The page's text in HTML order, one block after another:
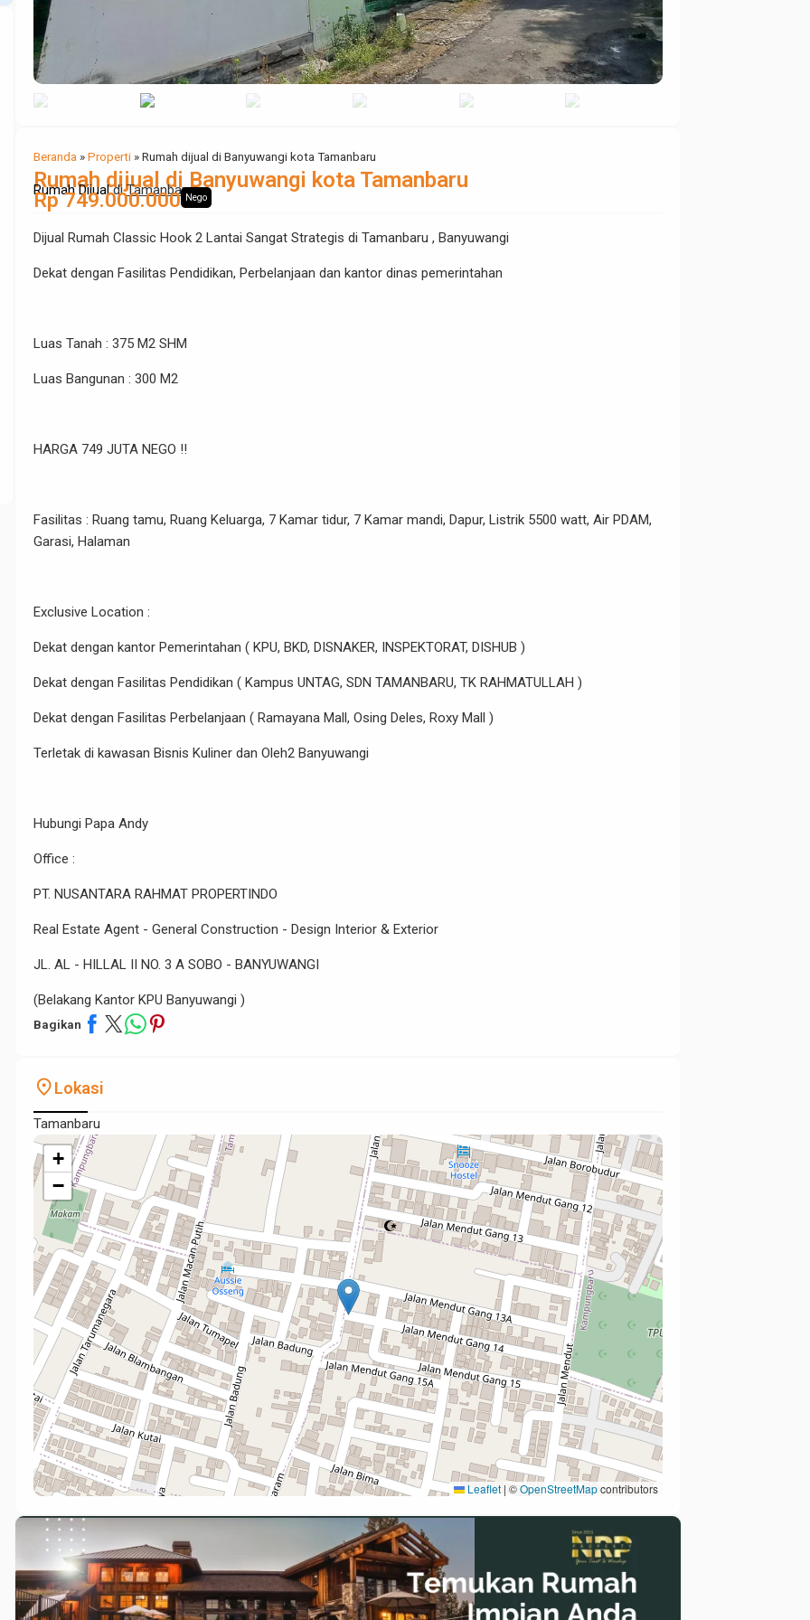
Beranda »Properti »Rumah dijual di Banyuwangi kota Tamanbaru
Rumah dijual di Banyuwangi kota Tamanbaru
Rumah Dijual diTamanbaru
Rp 749.000.000 Nego
Dijual Rumah Classic Hook 2 Lantai Sangat Strategis di Tamanbaru , Banyuwangi
Dekat dengan Fasilitas Pendidikan, Perbelanjaan dan kantor dinas pemerintahan
Luas Tanah : 375 M2 SHM
Luas Bangunan : 300 M2
HARGA 749 JUTA NEGO !!
Fasilitas : Ruang tamu, Ruang Keluarga, 7 Kamar tidur, 7 Kamar mandi, Dapur, Listrik 5500 watt, Air PDAM,
Garasi, Halaman
Exclusive Location :
Dekat dengan kantor Pemerintahan ( KPU, BKD, DISNAKER, INSPEKTORAT, DISHUB )
Dekat dengan Fasilitas Pendidikan ( Kampus UNTAG, SDN TAMANBARU, TK RAHMATULLAH )
Dekat dengan Fasilitas Perbelanjaan ( Ramayana Mall, Osing Deles, Roxy Mall )
Terletak di kawasan Bisnis Kuliner dan Oleh2 Banyuwangi
Hubungi Papa Andy
Office :
PT. NUSANTARA RAHMAT PROPERTINDO
Real Estate Agent - General Construction - Design Interior & Exterior
JL. AL - HILLAL II NO. 3 A SOBO - BANYUWANGI
(Belakang Kantor KPU Banyuwangi )
Bagikan
placeLokasi
Tamanbaru
+
−
Leaflet | ©OpenStreetMapcontributors